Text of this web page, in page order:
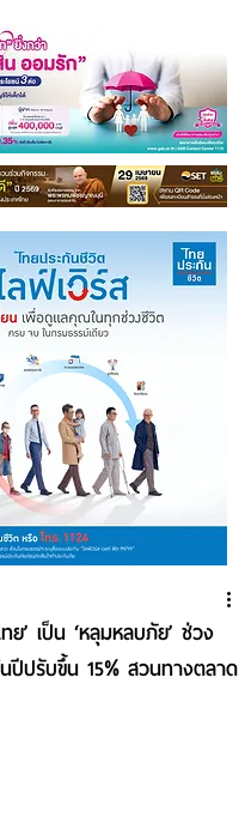
ย’ เป็น ‘หลุมหลบภัย’ ช่วง
ปีปรับขึ้น 15% สวนทางตลาด